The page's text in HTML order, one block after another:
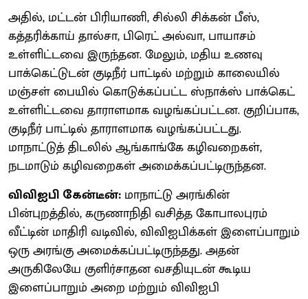
அதில், மட்டன் பிரியாணி, சில்லி சிக்கன் பீஸ்,
கத்தரிக்காய் தால்சா, பிரெட் அல்வா, பாயாசம்
உள்ளிட்டவை இருந்தன. மேலும், மதிய உணவு
பாக்கெட்டுடன் குடிநீர் பாட்டில் மற்றும் காலையில்
மஞ்சள் பையில் கொடுக்கப்பட்ட ஸ்நாக்ஸ் பாக்கெட்
உள்ளிட்டவை தாராளமாக வழங்கப்பட்டன. குறிப்பாக,
குடிநீர் பாட்டில் தாராளமாக வழங்கப்பட்டது.
மாநாட்டுத் திடலில் ஆங்காங்கே கழிவறைகள்,
நடமாடும் கழிவறைகள் அமைக்கப்பட்டிருந்தன.
விவிஐபி கேன்டீன்: மாநாட்டு அரங்கின்
பின்புறத்தில், கருணாநிதி வசித்த கோபாலபுரம்
வீட்டின் மாதிரி வடிவில், விவிஐபிக்கள் இளைப்பாறும்
ஒரு அரங்கு அமைக்கப்பட்டிருந்தது. அதன்
அருகிலேயே குளிர்சாதன வசதியுடன் கூடிய
இளைப்பாறும் அறை மற்றும் விவிஐபி